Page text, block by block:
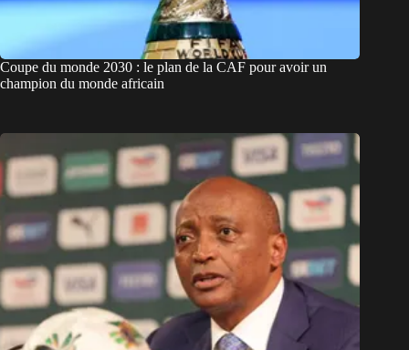
Coupe du monde 2030 : le plan de la CAF pour avoir un
champion du monde africain